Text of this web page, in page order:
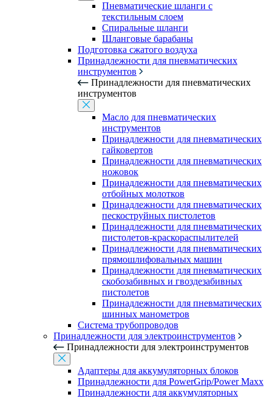
Пневматические шланги с
текстильным слоем
Спиральные шланги
Шланговые барабаны
Подготовка сжатого воздуха
Принадлежности для пневматических
инструментов
Принадлежности для пневматических
инструментов
Масло для пневматических
инструментов
Принадлежности для пневматических
гайковертов
Принадлежности для пневматических
ножовок
Принадлежности для пневматических
отбойных молотков
Принадлежности для пневматических
пескоструйных пистолетов
Принадлежности для пневматических
пистолетов-краскораспылителей
Принадлежности для пневматических
прямошлифовальных машин
Принадлежности для пневматических
скобозабивных и гвоздезабивных
пистолетов
Принадлежности для пневматических
шинных манометров
Система трубопроводов
Принадлежности для электроинструментов
Принадлежности для электроинструментов
Адаптеры для аккумуляторных блоков
Принадлежности для PowerGrip/Power Maxx
Принадлежности для аккумуляторных